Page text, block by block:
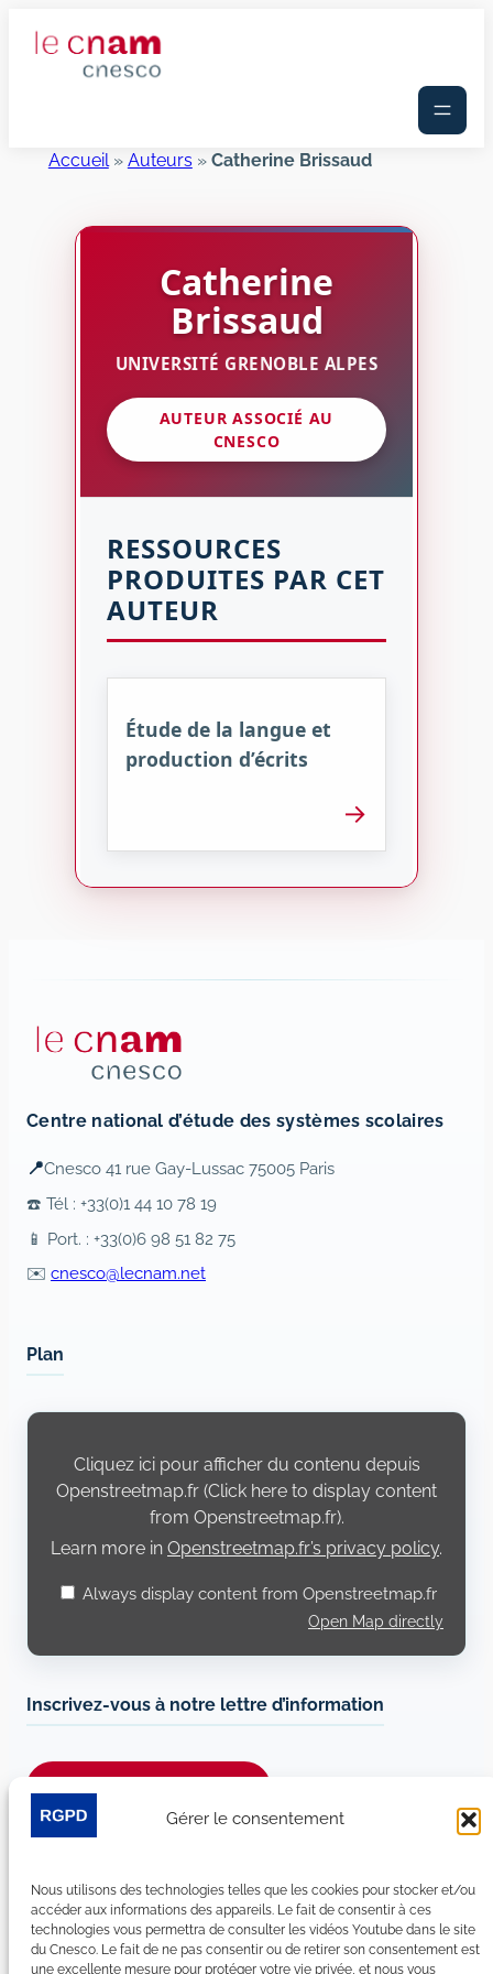
Gérer le consentement
Nous utilisons des technologies telles que les cookies pour stocker et/ou
accéder aux informations des appareils. Le fait de consentir à ces
technologies vous permettra de consulter les vidéos Youtube dans le site
du Cnesco. Le fait de ne pas consentir ou de retirer son consentement est
une excellente mesure pour protéger votre vie privée, et nous vous
Accueil» Auteurs» Catherine Brissaud
Catherine
Brissaud
UNIVERSITÉ GRENOBLE ALPES
AUTEUR ASSOCIÉ AU
CNESCO
RESSOURCES
PRODUITES PAR CET
AUTEUR
Étude de la langue et
production d’écrits
→
Centre national d’étude des systèmes scolaires
📍Cnesco 41 rue Gay-Lussac 75005 Paris
☎️ Tél : +33(0)1 44 10 78 19
📱 Port. : +33(0)6 98 51 82 75
✉️ cnesco@lecnam.net
Plan
Display
Openstreetmap.fr
Cliquez ici pour afficher du contenu depuis
Openstreetmap.fr (Click here to display content
from Openstreetmap.fr).
Learn more in Openstreetmap.fr’s privacy policy.
Always display content from Openstreetmap.fr
Open Map directly
Inscrivez-vous à notre lettre d’information
LinkedIn
YouTube
Facebook
Bluesky